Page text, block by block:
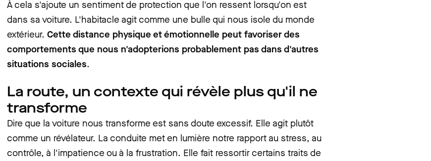
À cela s'ajoute un sentiment de protection que l'on ressent lorsqu'on est
dans sa voiture. L'habitacle agit comme une bulle qui nous isole du monde
extérieur. Cette distance physique et émotionnelle peut favoriser des
comportements que nous n'adopterions probablement pas dans d'autres
situations sociales.
La route, un contexte qui révèle plus qu'il ne
transforme
Dire que la voiture nous transforme est sans doute excessif. Elle agit plutôt
comme un révélateur. La conduite met en lumière notre rapport au stress, au
contrôle, à l'impatience ou à la frustration. Elle fait ressortir certains traits de